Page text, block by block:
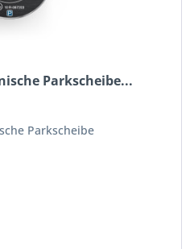
Parkscheibe...
Parkscheibe